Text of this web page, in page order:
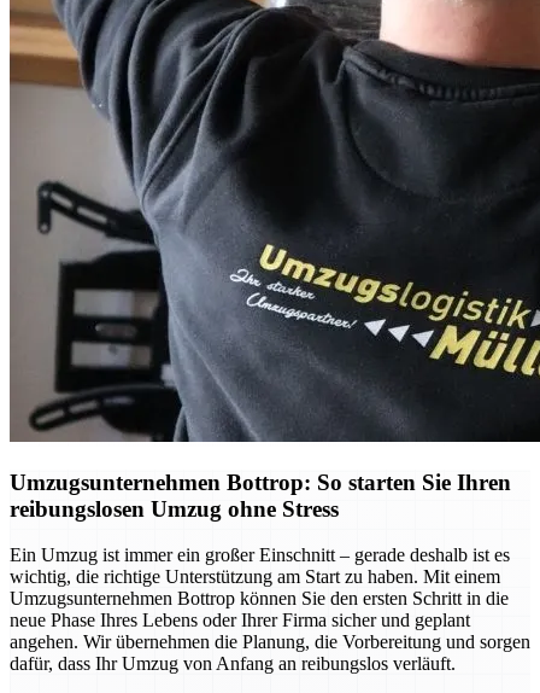
Umzugsunternehmen Bottrop: So starten Sie Ihren
reibungslosen Umzug ohne Stress
Ein Umzug ist immer ein großer Einschnitt – gerade deshalb ist es
wichtig, die richtige Unterstützung am Start zu haben. Mit einem
Umzugsunternehmen Bottrop können Sie den ersten Schritt in die
neue Phase Ihres Lebens oder Ihrer Firma sicher und geplant
angehen. Wir übernehmen die Planung, die Vorbereitung und sorgen
dafür, dass Ihr Umzug von Anfang an reibungslos verläuft.